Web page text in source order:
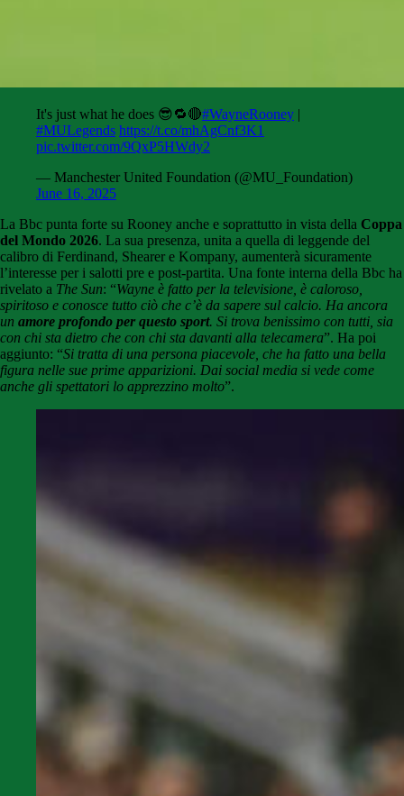
It's just what he does 😎🔁🔴#WayneRooney |
#MULegends https://t.co/mhAgCnf3K1
pic.twitter.com/9QxP5HWdy2
— Manchester United Foundation (@MU_Foundation)
June 16, 2025
La Bbc punta forte su Rooney anche e soprattutto in vista della Coppa
del Mondo 2026. La sua presenza, unita a quella di leggende del
calibro di Ferdinand, Shearer e Kompany, aumenterà sicuramente
l’interesse per i salotti pre e post-partita. Una fonte interna della Bbc ha
rivelato a The Sun: “Wayne è fatto per la televisione, è caloroso,
spiritoso e conosce tutto ciò che c’è da sapere sul calcio. Ha ancora
un amore profondo per questo sport. Si trova benissimo con tutti, sia
con chi sta dietro che con chi sta davanti alla telecamera”. Ha poi
aggiunto: “Si tratta di una persona piacevole, che ha fatto una bella
figura nelle sue prime apparizioni. Dai social media si vede come
anche gli spettatori lo apprezzino molto”.